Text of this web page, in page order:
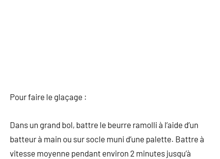
Pour faire le glaçage :
Dans un grand bol, battre le beurre ramolli à l’aide d’un
batteur à main ou sur socle muni d’une palette. Battre à
vitesse moyenne pendant environ 2 minutes jusqu’à